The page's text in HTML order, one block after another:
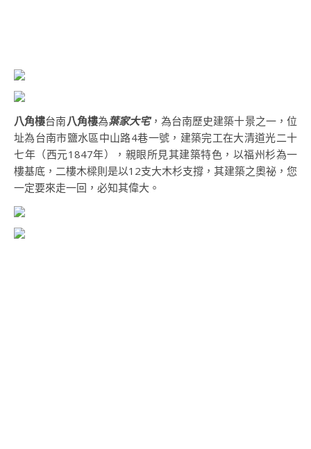
八角樓台南八角樓為葉家大宅，為台南歷史建築十景之一，位
址為台南市鹽水區中山路4巷一號，建築完工在大清道光二十
七年（西元1847年），親眼所見其建築特色，以福州杉為一
樓基底，二樓木樑則是以12支大木杉支撐，其建築之奧祕，您
一定要來走一回，必知其偉大。